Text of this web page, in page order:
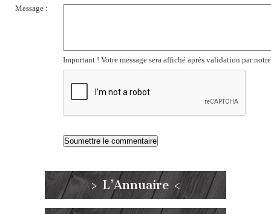
Message :
Important ! Votre message sera affiché après validation par
> L’Annuaire <